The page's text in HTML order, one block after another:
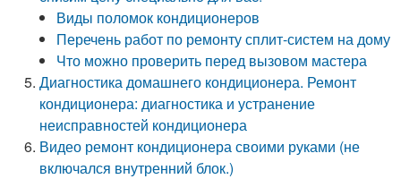
Виды поломок кондиционеров
Перечень работ по ремонту сплит-систем на дому
Что можно проверить перед вызовом мастера
Диагностика домашнего кондиционера. Ремонт
кондиционера: диагностика и устранение
неисправностей кондиционера
Видео ремонт кондиционера своими руками (не
включался внутренний блок.)